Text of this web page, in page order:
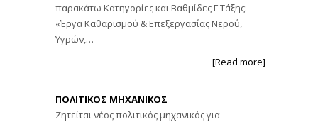
παρακάτω Κατηγορίες και Βαθμίδες Γ Τάξης:
«Έργα Καθαρισμού & Επεξεργασίας Νερού,
Υγρών,…
[Read more]
ΠΟΛΙΤΙΚΟΣ ΜΗΧΑΝΙΚΟΣ
Ζητείται νέος πολιτικός μηχανικός για